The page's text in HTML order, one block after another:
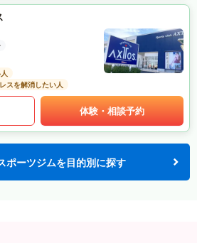
スを解消したい人
体験・相談予約
ポーツジムを目的別に探す